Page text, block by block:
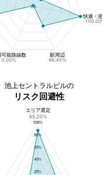
0%
可能路線数
0.00%
駅周辺
46.40%
快速・
池上セントラルビルの
リスク回避性
池上セントラルビルのリスク回避性
100%
80%
60%
40%
20%
エリア選定
85.20%